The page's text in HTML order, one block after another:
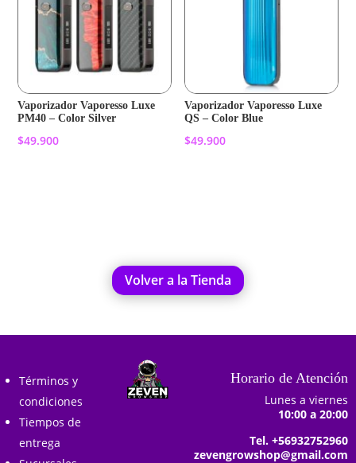
Vaporizador Vaporesso Luxe
PM40 – Color Silver
$49.900
Vaporizador Vaporesso Luxe
QS – Color Blue
$49.900
Volver a la Tienda
Términos y
condiciones
Tiempos de
entrega
Horario de Atención
Lunes a viernes
10:00 a 20:00
Tel. +56932752960
zevengrowshop@gmail.com